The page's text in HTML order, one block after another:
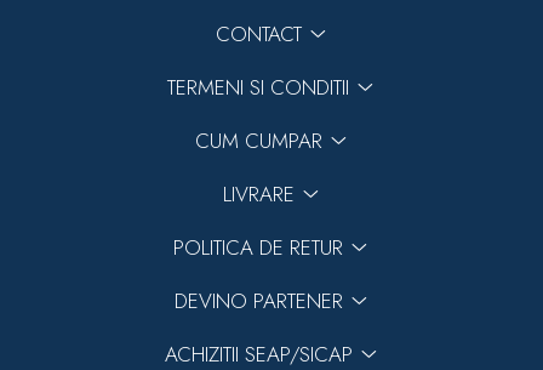
CONTACT
TERMENI SI CONDITII
CUM CUMPAR
LIVRARE
POLITICA DE RETUR
DEVINO PARTENER
ACHIZITII SEAP/SICAP